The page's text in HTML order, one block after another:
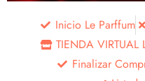
Inicio Le Parffum
TIENDA VIRTUAL
Finalizar